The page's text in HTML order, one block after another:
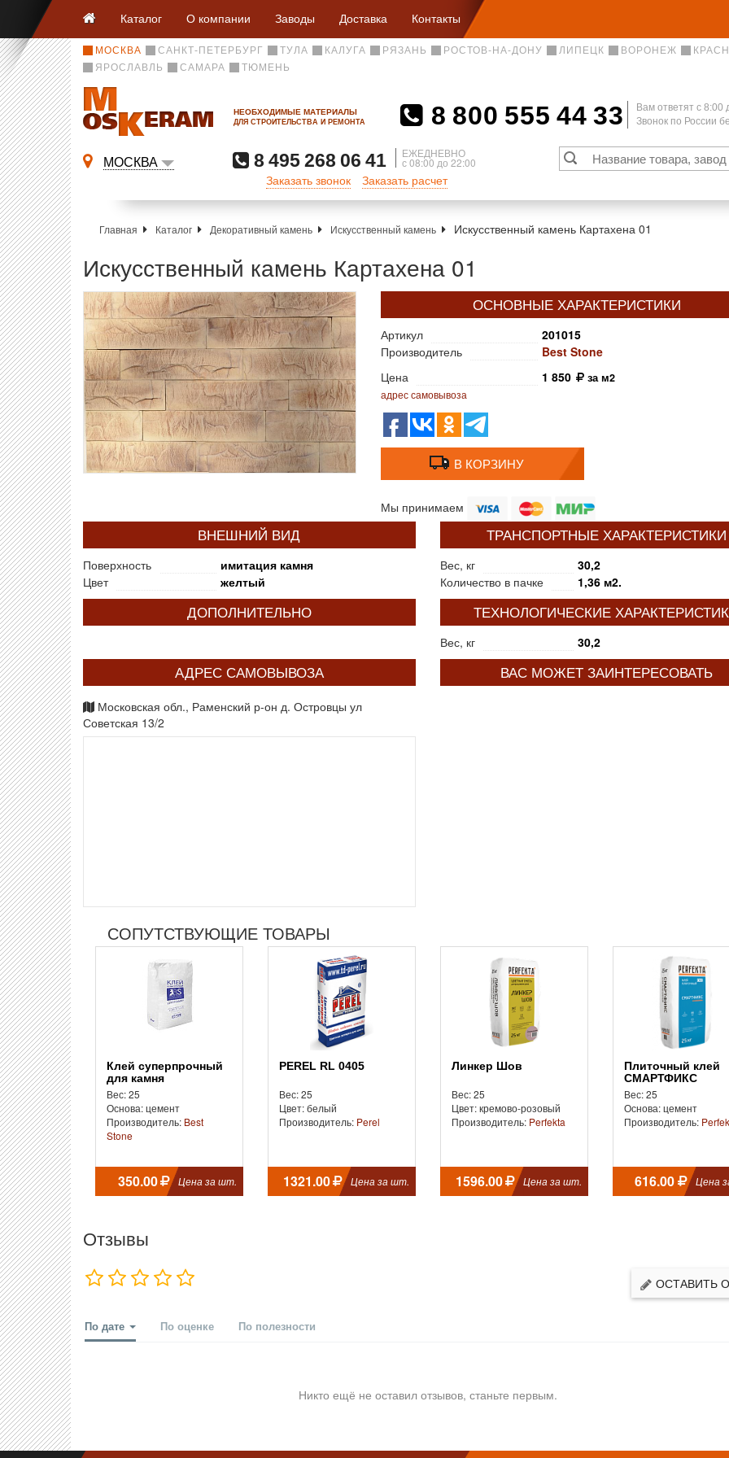
Каталог О компании Заводы Доставка Контакты
МОСКВА САНКТ-ПЕТЕРБУРГ ТУЛА КАЛУГА РЯЗАНЬ РОСТОВ-НА-ДОНУ ЛИПЕЦК ВОРОНЕЖ
ЯРОСЛАВЛЬ
САМАРА ТЮМЕНЬ
НЕОБХОДИМЫЕ МАТЕРИАЛЫ
ДЛЯ СТРОИТЕЛЬСТВА И РЕМОНТА 8 800 555 44 33
Вам ответят c 8:00
Звонок по России
МОСКВА 8 495 268 06 41 ЕЖЕДНЕВНО
с 08:00 до 22:00
Заказать звонок Заказать расчет
Главная Каталог Декоративный камень Искусственный камень Искусственный камень Картахена 01
Искусственный камень Картахена 01
ОСНОВНЫЕ ХАРАКТЕРИСТИКИ
Артикул
201015
Производитель
Best Stone
Цена
1 850 за м2
адрес самовывоза
В КОРЗИНУ
Мы принимаем
ВНЕШНИЙ ВИД
Поверхность
имитация камня
Цвет
желтый
ТРАНСПОРТНЫЕ ХАРАКТЕРИСТИКИ
Вес, кг
30,2
Количество в пачке
1,36 м2.
ДОПОЛНИТЕЛЬНО ТЕХНОЛОГИЧЕСКИЕ
Вес, кг 30,2
АДРЕС САМОВЫВОЗА
Московская обл., Раменский р-он д. Островцы ул
Советская 13/2
ВАС МОЖЕТ ЗАИНТЕРЕСОВАТЬ
СОПУТСТВУЮЩИЕ ТОВАРЫ
Клей суперпрочный
для камня
Вес: 25
Основа: цемент
Производитель: Best
Stone
350.00 Цена за шт.
PEREL RL 0405
Вес: 25
Цвет: белый
Производитель: Perel
1321.00 Цена за шт.
Линкер Шов
Вес: 25
Цвет: кремово-розовый
Производитель: Perfekta
1596.00 Цена за шт.
Плиточный клей
СМАРТФИКС
Вес: 25
Основа: цемент
Производитель:
616.00 Цена
Отзывы
ОСТАВИТЬ
По дате По оценке По полезности
Никто ещё не оставил отзывов, станьте первым.